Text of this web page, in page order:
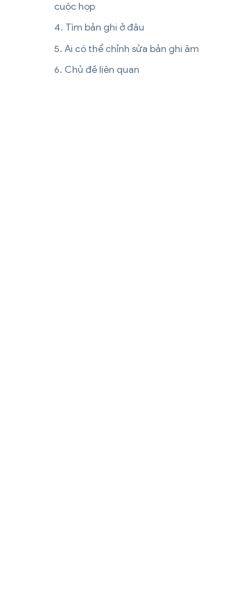
cuộc họp
Tìm bản ghi ở đâu
Ai có thể chỉnh sửa bản ghi âm
Chủ đề liên quan